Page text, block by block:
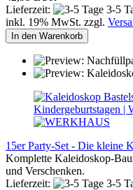
Lieferzeit:
3-5
inkl. 19% MwSt. zzgl.
In den Warenkorb
15er Party-Set - Die kleine
Komplette Kaleidoskop-
und Verschenken.
Lieferzeit:
3-5